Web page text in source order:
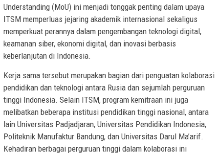
Understanding (MoU) ini menjadi tonggak penting dalam upaya
ITSM memperluas jejaring akademik internasional sekaligus
memperkuat perannya dalam pengembangan teknologi digital,
keamanan siber, ekonomi digital, dan inovasi berbasis
keberlanjutan di Indonesia.
Kerja sama tersebut merupakan bagian dari penguatan kolaborasi
pendidikan dan teknologi antara Rusia dan sejumlah perguruan
tinggi Indonesia. Selain ITSM, program kemitraan ini juga
melibatkan beberapa institusi pendidikan tinggi nasional, antara
lain Universitas Padjadjaran, Universitas Pendidikan Indonesia,
Politeknik Manufaktur Bandung, dan Universitas Darul Ma’arif.
Kehadiran berbagai perguruan tinggi dalam kolaborasi ini